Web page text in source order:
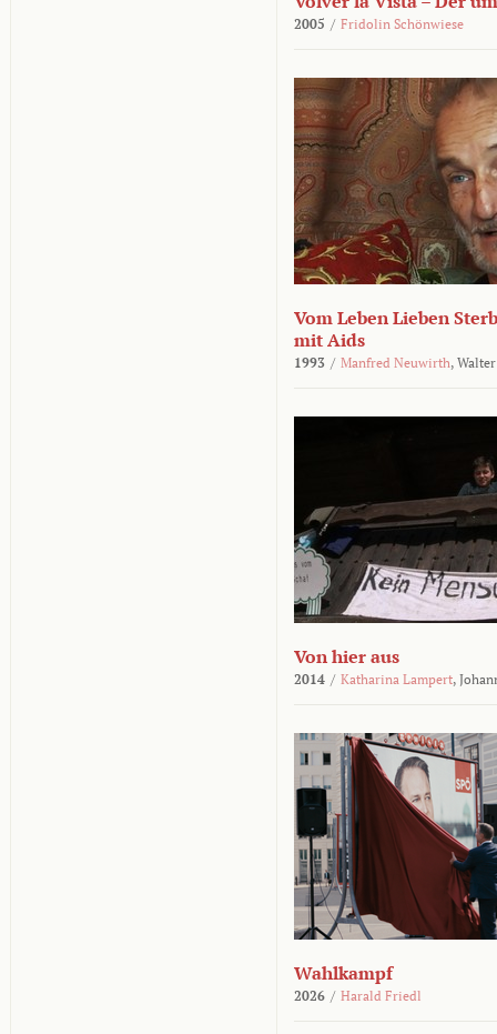
2005 / Fridolin Schönwiese
Vom Leben Lieben
mit Aids
1993 / Manfred Neuwirth,
Von hier aus
2014 / Katharina Lampert,
Wahlkampf
2026 / Harald Friedl